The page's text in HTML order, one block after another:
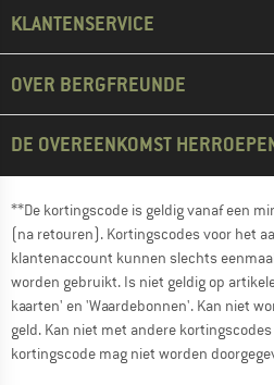
KLANTENSERVICE
OVER BERGFREUNDE
DE OVEREENKOMST
**De kortingscode is geldig vanaf een
(na retouren). Kortingscodes voor het
klantenaccount kunnen slechts
worden gebruikt. Is niet geldig op
kaarten' en 'Waardebonnen'. Kan niet
geld. Kan niet met andere
kortingscode mag niet worden